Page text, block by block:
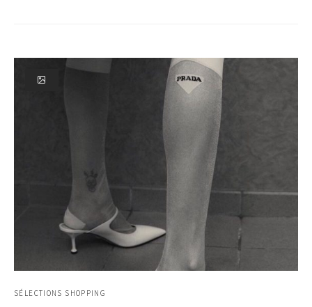
SÉLECTIONS SHOPPING